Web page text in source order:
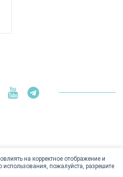
на корректное отображение и
использования, пожалуйста, разрешите